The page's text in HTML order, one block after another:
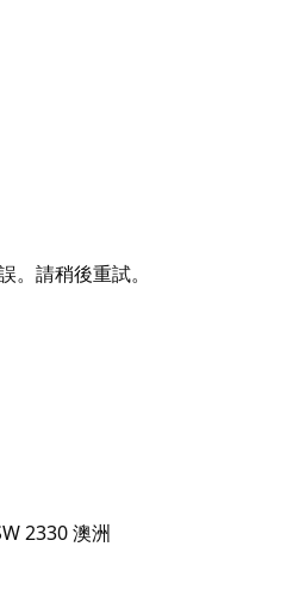
佳去處。這裡活動豐富，並設
的輕鬆一日遊好去處。
瀑布和沿著懸崖的步道，或漫
往熱門景點皇后峽谷的主要入
刺激的步道下到山谷。如果您
崖頂走到溫特沃斯瀑布觀景
布美景。
。請稍後重試。